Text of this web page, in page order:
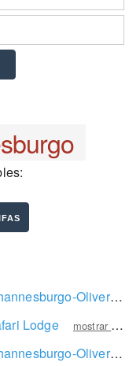
Tambo a Rosebank
Lodge
mostrar precio
a Parque Nacional de Pilanesberg